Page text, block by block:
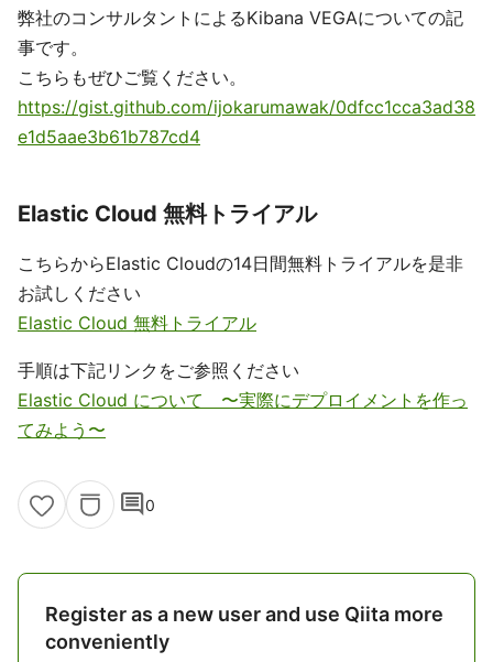
弊社のコンサルタントによるKibana VEGAについての記
事です。
こちらもぜひご覧ください。
https://gist.github.com/ijokarumawak/0dfcc1cca3ad38
e1d5aae3b61b787cd4
Elastic Cloud 無料トライアル
こちらからElastic Cloudの14日間無料トライアルを是非
お試しください
Elastic Cloud 無料トライアル
手順は下記リンクをご参照ください
Elastic Cloud について 〜実際にデプロイメントを作っ
てみよう〜
comment0
Register as a new user and use Qiita more
conveniently